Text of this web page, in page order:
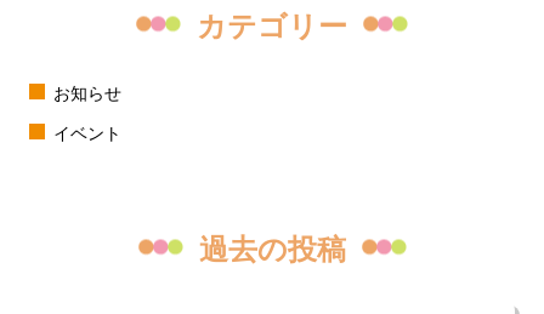
カテゴリー
お知らせ
イベント
過去の投稿